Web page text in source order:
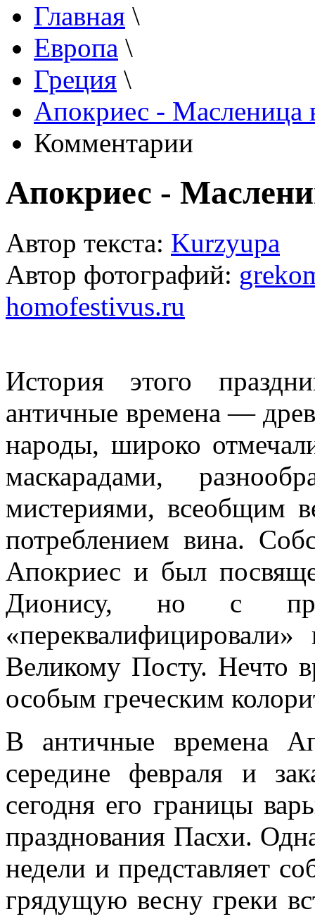
Главная \
Европа \
Греция \
Апокриес - Масленица
Комментарии
Апокриес -
Автор текста: Kurzyupa
Автор фотографий:
homofestivus.ru
История этого
античные времена —
народы, широко
маскарадами,
мистериями, всеобщим
потреблением вина.
Апокриес и был
Дионису, но с
Великому Посту. Нечто
особым греческим
В античные времена
середине февраля и
сегодня его границы
празднования Пасхи.
недели и представляет
грядущую весну греки